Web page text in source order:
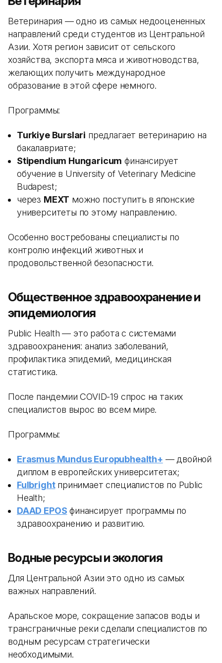
Ветеринария — одно из самых недооцененных
направлений среди студентов из Центральной
Азии. Хотя регион зависит от сельского
хозяйства, экспорта мяса и животноводства,
желающих получить международное
образование в этой сфере немного.
Программы:
Turkiye Burslari предлагает ветеринарию на
бакалавриате;
Stipendium Hungaricum финансирует
обучение в University of Veterinary Medicine
Budapest;
через MEXT можно поступить в японские
университеты по этому направлению.
Особенно востребованы специалисты по
контролю инфекций животных и
продовольственной безопасности.
Общественное здравоохранение и
эпидемиология
Public Health — это работа с системами
здравоохранения: анализ заболеваний,
профилактика эпидемий, медицинская
статистика.
После пандемии COVID-19 спрос на таких
специалистов вырос во всем мире.
Программы:
Erasmus Mundus Europubhealth+ — двойной
диплом в европейских университетах;
Fulbrightпринимает специалистов по Public
Health;
DAAD EPOS финансирует программы по
здравоохранению и развитию.
Водные ресурсы и экология
Для Центральной Азии это одно из самых
важных направлений.
Аральское море, сокращение запасов воды и
трансграничные реки сделали специалистов по
водным ресурсам стратегически
необходимыми.